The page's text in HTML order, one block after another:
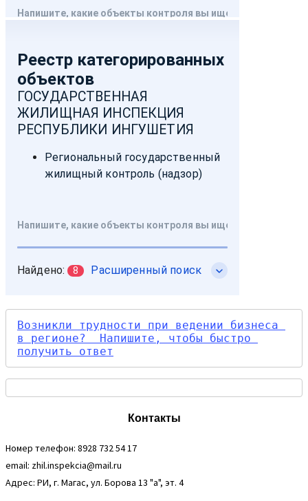
Возникли трудности при ведении бизнеса
в регионе?  Напишите, чтобы быстро
получить ответ
Контакты
Номер телефон: 8928 732 54 17
email: zhil.inspekcia@mail.ru
Адрес: РИ, г. Магас, ул. Борова 13 "а", эт. 4